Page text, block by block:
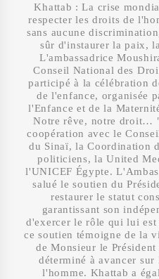
Khattab : La crise
respecter les droits de
sans aucune
sûr d'instaurer la paix,
L'ambassadrice
Conseil National des
participé à la célébration
de l'enfance, organisée
l'Enfance et de la
Notre rêve, notre droit…
coopération avec le
du Sinaï, la Coordination
politiciens, la United
l'UNICEF Égypte.
salué le soutien du
restaurer le statut
garantissant son
d'exercer le rôle qui lui est
ce soutien témoigne de la
de Monsieur le
déterminé à avancer
l'homme. Khattab a